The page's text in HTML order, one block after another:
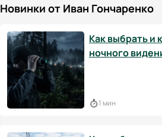
Новинки от Иван Гончаренко
Как выбрать и
ночного
1 мин